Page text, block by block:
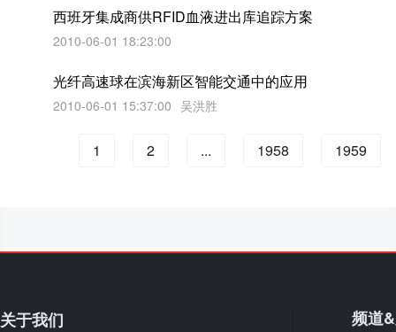
西班牙集成商供RFID血液进出库追踪方案
2010-06-01 18:23:00
光纤高速球在滨海新区智能交通中的应用
2010-06-01 15:37:00 吴洪胜
1 2 ... 1958 1959
关于我们 频道